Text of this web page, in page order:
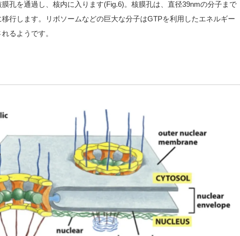
孔を通過し、核内に入ります(Fig.6)。核膜孔は、直径39nmの分子まで
行します。リボソームなどの巨大な分子はGTPを利用したエネルギー
るようです。